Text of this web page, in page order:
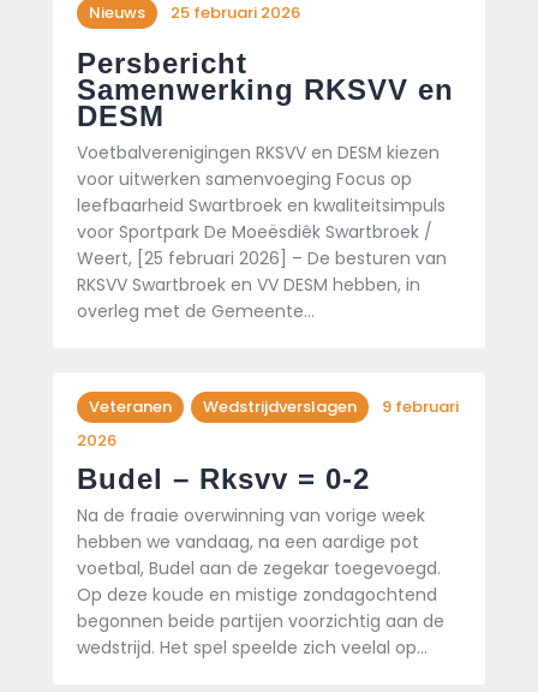
Nieuws 25 februari 2026
Persbericht
Samenwerking RKSVV en
DESM
Voetbalverenigingen RKSVV en DESM kiezen
voor uitwerken samenvoeging Focus op
leefbaarheid Swartbroek en kwaliteitsimpuls
voor Sportpark De Moeësdiêk Swartbroek /
Weert, [25 februari 2026] – De besturen van
RKSVV Swartbroek en VV DESM hebben, in
overleg met de Gemeente…
Veteranen Wedstrijdverslagen
9 februari
2026
Budel – Rksvv = 0-2
Na de fraaie overwinning van vorige week
hebben we vandaag, na een aardige pot
voetbal, Budel aan de zegekar toegevoegd.
Op deze koude en mistige zondagochtend
begonnen beide partijen voorzichtig aan de
wedstrijd. Het spel speelde zich veelal op…